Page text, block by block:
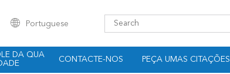
Portuguese
DA QUA
CONTACTE-NOS PEÇA UMAS CITAÇÕES